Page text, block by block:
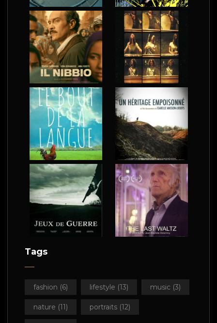
Tags
fashion (6) lifestyle (13) music (3)
nature (11) portraits (12)